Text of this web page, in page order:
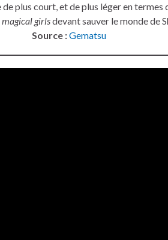
plus court, et de plus léger en termes
magical girlsdevant sauver le monde de
Source :Gematsu